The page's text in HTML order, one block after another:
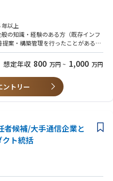
エンジニア全般業務
案（ネットワーク、仮想環境、デバ
ステムの改善提案（販売管理システ
、グループセキュリティガイドラ
根本的な原因、課題解決
に携わるメンバー育成
年以上
の知識・経験のある方（既存インフ
案・構築管理を行ったことがある
れずに革新的な技術を用いて、大胆
々とも良好な関係を築けるコミュニ
スキル（*5名以上）を有する方
クロ・VBA使用
想定年収 800 万円 ~ 1,000 万円
ントリー
者候補/大手通信企業と
ト統括